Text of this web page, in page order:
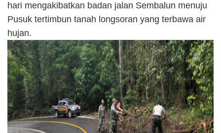
hari mengakibatkan badan jalan Sembalun menuju
Pusuk tertimbun tanah longsoran yang terbawa air
hujan.